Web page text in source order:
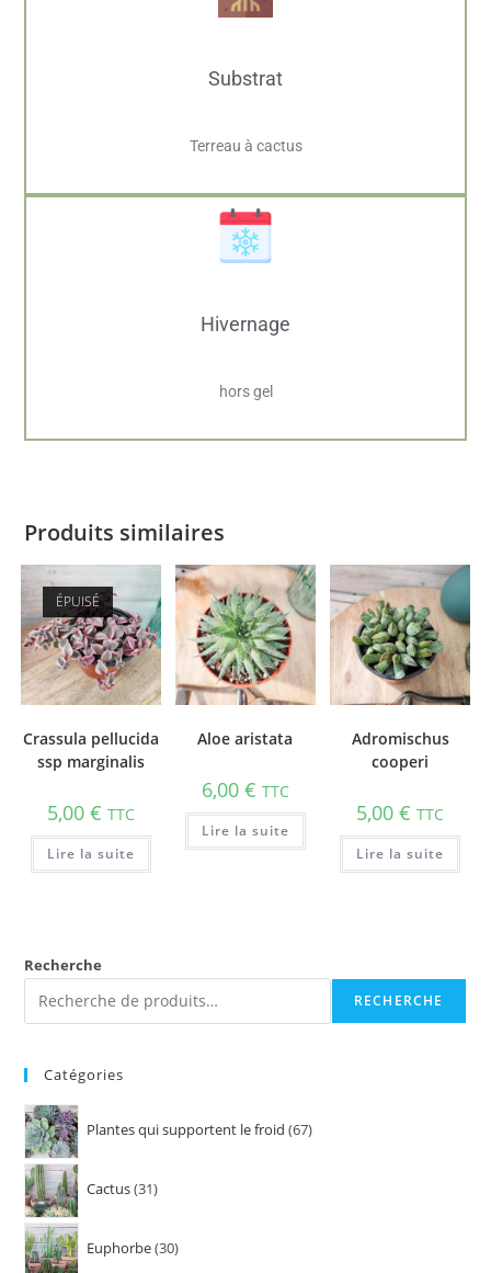
Substrat
Terreau à cactus
Hivernage
hors gel
Produits similaires
ÉPUISÉ
Crassula pellucida
ssp marginalis
5,00 € TTC
Lire la suite
Aloe aristata
6,00 € TTC
Lire la suite
Adromischus
cooperi
5,00€ TTC
Lire la suite
Recherche
RECHERCHE
Catégories
Plantes qui supportent le froid 67
Cactus 31
Euphorbe 30